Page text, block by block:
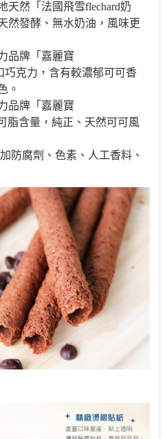
天然「法國飛雪flechard奶
然發酵、無水奶油，風味更
品牌「嘉麗寶
克力，含有較濃郁可可香
。
品牌「嘉麗寶
脂含量，純正、天然可可風
防腐劑、色素、人工香料、